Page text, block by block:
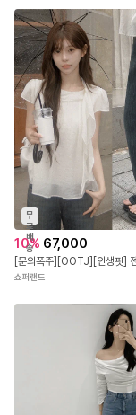
무
료
배
송
10% 67,000
쇼퍼랜드